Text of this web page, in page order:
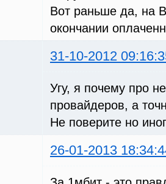
Вот раньше да, на
окончании
31-10-2012
Угу, я почему про
провайдеров, а
Не поверите но
26-01-2013